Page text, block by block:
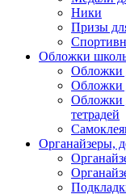
Ники
Призы
Обложки
Обложки
Обложки
Обложки
тетрадей
Органайзеры,